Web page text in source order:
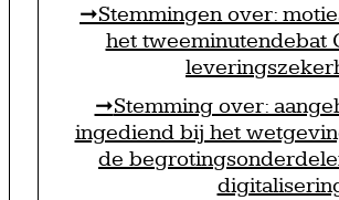
Stemmingen over:
het tweeminutendebat
Stemming over:
ingediend bij het
de